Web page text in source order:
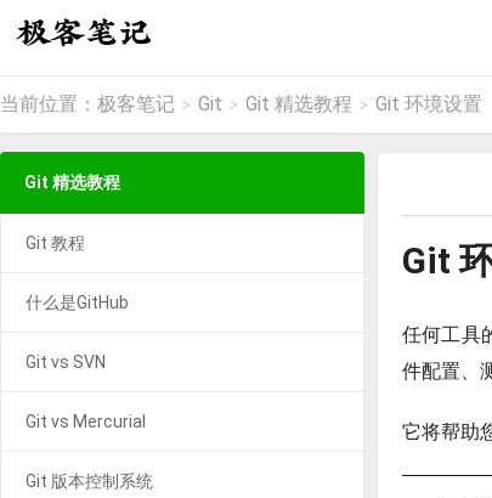
当前位置： 极客笔记 > Git > Git 精选教程 > Git 环境设置
Git
任何工具
件配置、
它将帮助
Git 精选教程
Git 教程
什么是GitHub
Git vs SVN
Git vs Mercurial
Git 版本控制系统